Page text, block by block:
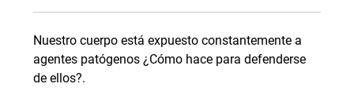
Nuestro cuerpo está expuesto constantemente a
agentes patógenos ¿Cómo hace para defenderse
de ellos?.